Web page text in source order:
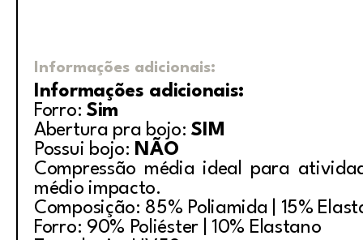
Informações adicionais:
Informações adicionais:
Forro: Sim
Abertura pra bojo:SIM
Possui bojo: NÃO
Compressão média ideal para
médio impacto.
Composição: 85% Poliamida | 15%
Forro: 90% Poliéster | 10% Elastano